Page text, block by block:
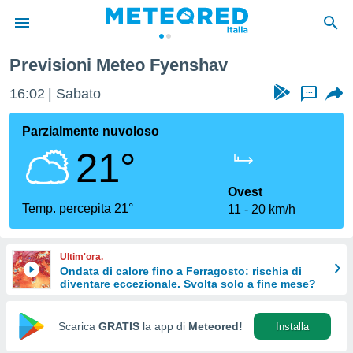
di
per
le
di
Web
Previsioni Meteo Fyenshav
16:02 Sabato ...
Parzialmente nuvoloso
21°
Temp. percepita 21°
Ovest
11
20 km/h
Ultim'ora.
Ondata di calore fino a Ferragosto: rischia di
diventare eccezionale. Svolta solo a fine mese?
Scarica GRATIS la app di Meteored! Installa